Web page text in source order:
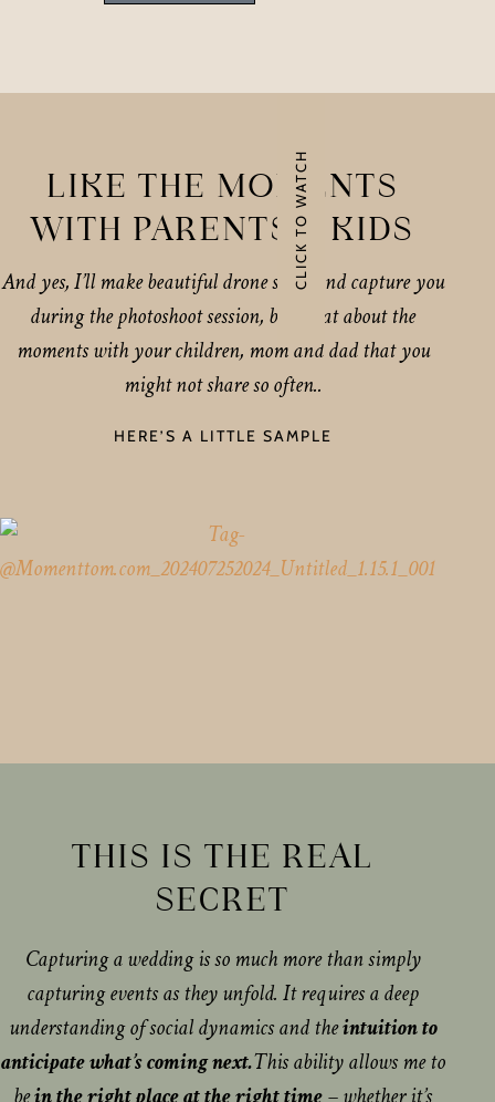
LIKE THE MOMENTS
WITH PARENTS & KIDS
And yes, I’ll make beautiful drone shots and capture you
during the photoshoot session, but what about the
moments with your children, mom and dad that you
might not share so often..
HERE’S A LITTLE SAMPLE
CLICK TO WATCH
THIS IS THE REAL
SECRET
Capturing a wedding is so much more than simply
capturing events as they unfold. It requires a deep
understanding of social dynamics and theintuition to
anticipate what’s coming next.This ability allows me to